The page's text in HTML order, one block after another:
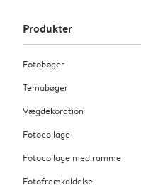
Produkter
Fotobøger
Temabøger
Vægdekoration
Fotocollage
Fotocollage med ramme
Fotofremkaldelse